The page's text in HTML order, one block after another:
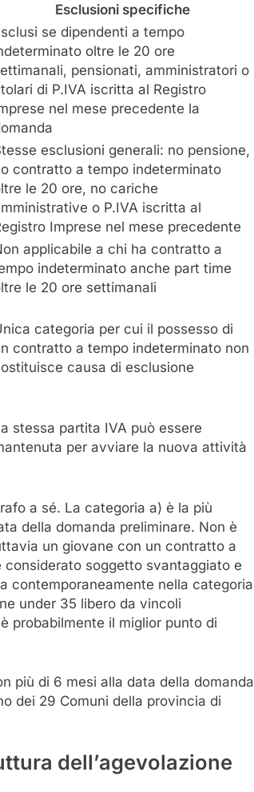
Esclusioni specifiche
se dipendenti a tempo
oltre le 20 ore
pensionati, amministratori o
di P.IVA iscritta al Registro
nel mese precedente la
esclusioni generali: no pensione,
contratto a tempo indeterminato
le 20 ore, no cariche
o P.IVA iscritta al
Imprese nel mese precedente
applicabile a chi ha contratto a
indeterminato anche part time
le 20 ore settimanali
categoria per cui il possesso di
contratto a tempo indeterminato non
causa di esclusione
stessa partita IVA può essere
per avviare la nuova attività
a sé. La categoria a) è la più
della domanda preliminare. Non è
un giovane con un contratto a
soggetto svantaggiato e
contemporaneamente nella categoria
under 35 libero da vincoli
probabilmente il miglior punto di
più di 6 mesi alla data della domanda
dei 29 Comuni della provincia di
dell’agevolazione